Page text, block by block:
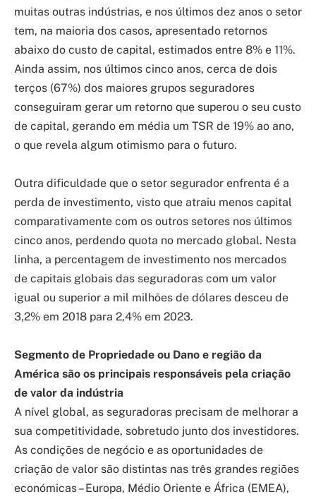
muitas outras indústrias, e nos últimos dez anos o setor
tem, na maioria dos casos, apresentado retornos
abaixo do custo de capital, estimados entre 8% e 11%.
Ainda assim, nos últimos cinco anos, cerca de dois
terços (67%) dos maiores grupos seguradores
conseguiram gerar um retorno que superou o seu custo
de capital, gerando em média um TSR de 19% ao ano,
o que revela algum otimismo para o futuro.
Outra dificuldade que o setor segurador enfrenta é a
perda de investimento, visto que atraiu menos capital
comparativamente com os outros setores nos últimos
cinco anos, perdendo quota no mercado global. Nesta
linha, a percentagem de investimento nos mercados
de capitais globais das seguradoras com um valor
igual ou superior a mil milhões de dólares desceu de
3,2% em 2018 para 2,4% em 2023.
Segmento de Propriedade ou Dano e região da
América são os principais responsáveis pela criação
de valor da indústria
A nível global, as seguradoras precisam de melhorar a
sua competitividade, sobretudo junto dos investidores.
As condições de negócio e as oportunidades de
criação de valor são distintas nas três grandes regiões
económicas – Europa, Médio Oriente e África (EMEA),